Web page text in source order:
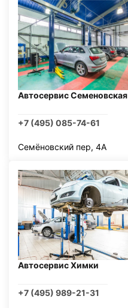
Автосервис Семеновская
+7 (495) 085-74-61
Семёновский пер, 4А
Автосервис Химки
+7 (495) 989-21-31